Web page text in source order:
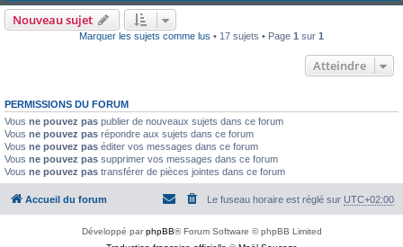
Nouveau sujet
Marquer les sujets comme lus • 17 sujets • Page 1 sur 1
Atteindre
PERMISSIONS DU FORUM
Vous ne pouvez pas publier de nouveaux sujets dans ce forum
Vous ne pouvez pas répondre aux sujets dans ce forum
Vous ne pouvez pas éditer vos messages dans ce forum
Vous ne pouvez pas supprimer vos messages dans ce forum
Vous ne pouvez pas transférer de pièces jointes dans ce forum
Accueil du forum Le fuseau horaire est réglé sur UTC+02:00
Développé parphpBB® Forum Software © phpBB Limited